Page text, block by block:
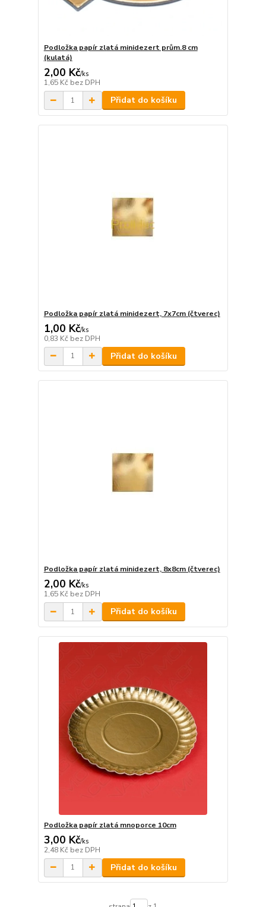
Podložka papír zlatá minidezert prům.8 cm
(kulatá)
2,00 Kč/ks
1,65 Kč bez DPH
Přidat do košíku
Podložka papír zlatá minidezert, 7x7cm (čtverec)
1,00 Kč/ks
0,83 Kč bez DPH
Přidat do košíku
Podložka papír zlatá minidezert, 8x8cm (čtverec)
2,00 Kč/ks
1,65 Kč bez DPH
Přidat do košíku
Podložka papír zlatá mnoporce 10cm
3,00 Kč/ks
2,48 Kč bez DPH
Přidat do košíku